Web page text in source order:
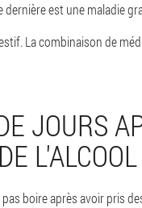
est une maladie
. La combinaison de
JOURS
boire après avoir pris